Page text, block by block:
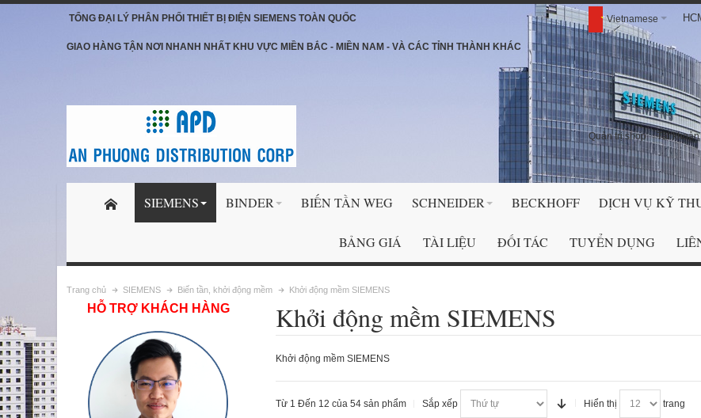
TỔNG ĐẠI LÝ PHÂN PHỐI THIẾT BỊ ĐIỆN SIEMENS TOÀN QUỐC
GIAO HÀNG TẬN NƠI NHANH NHẤT KHU VỰC MIỀN BẮC - MIỀN NAM - VÀ CÁC TỈNH THÀNH KHÁC
Vietnamese
Quản trị shop Tài khoản
SIEMENS BINDER BIẾN TẦN WEG SCHNEIDER BECKHOFF DỊCH VỤ KỸ
BẢNG GIÁ TÀI LIỆU ĐỐI TÁC TUYỂN DỤNG
Trang chủ SIEMENS Biến tần, khởi động mềm Khởi động mềm SIEMENS
Khởi động mềm SIEMENS
Khởi động mềm SIEMENS
Từ 1 Đến 12 của 54 sản phẩm Sắp xếp Hiển thị trang
HỖ TRỢ KHÁCH HÀNG